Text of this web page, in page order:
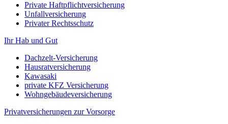
Private Haftpflichtversicherung
Unfallversicherung
Privater Rechtsschutz
Ihr Hab und Gut
Dachzelt-Versicherung
Hausratversicherung
Kawasaki
private KFZ Versicherung
Wohngebäudeversicherung
Privatversicherungen zur Vorsorge